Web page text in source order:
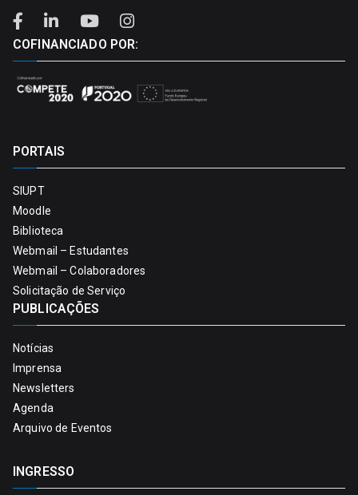
COFINANCIADO POR:
PORTAIS
SIUPT
Moodle
Biblioteca
Webmail – Estudantes
Webmail – Colaboradores
Solicitação de Serviço
PUBLICAÇÕES
Notícias
Imprensa
Newsletters
Agenda
Arquivo de Eventos
INGRESSO